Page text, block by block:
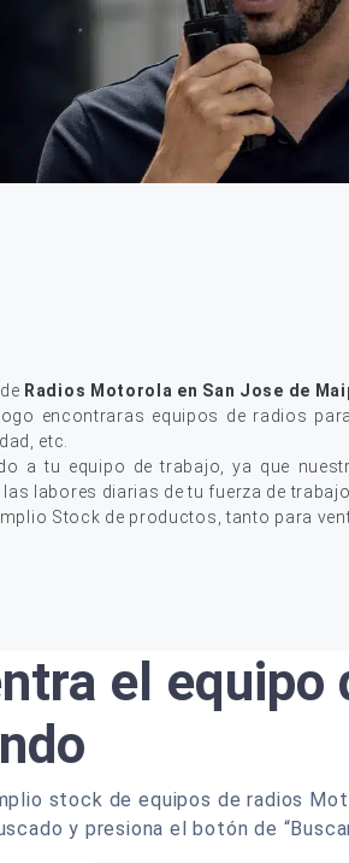
Radios Motorola en San Jose de
encontraras equipos de radios
etc.
a tu equipo de trabajo, ya que
labores diarias de tu fuerza de trabajo.
Stock de productos, tanto para
el equipo
stock de equipos de radios
y presiona el botón de